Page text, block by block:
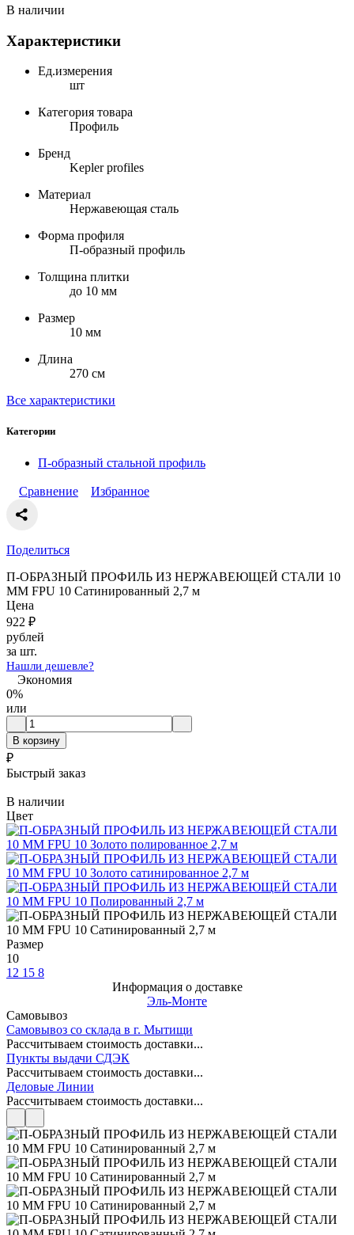
В наличии
Характеристики
Ед.измерения
шт
Категория товара
Профиль
Бренд
Kepler profiles
Материал
Нержавеющая сталь
Форма профиля
П-образный профиль
Толщина плитки
до 10 мм
Размер
10 мм
Длина
270 см
Все характеристики
Категории
П-образный стальной профиль
Сравнение Избранное
Поделиться
П-ОБРАЗНЫЙ ПРОФИЛЬ ИЗ НЕРЖАВЕЮЩЕЙ СТАЛИ 10
ММ FPU 10 Сатинированный 2,7 м
Цена
922 ₽
рублей
за шт.
Нашли дешевле?
Экономия
0%
или
В корзину
₽
Быстрый заказ
В наличии
Цвет
Размер
10
12 15 8
Информация о доставке
Эль-Монте
Самовывоз
Самовывоз со склада в г. Мытищи
Рассчитываем стоимость доставки...
Пункты выдачи СДЭК
Рассчитываем стоимость доставки...
Деловые Линии
Рассчитываем стоимость доставки...